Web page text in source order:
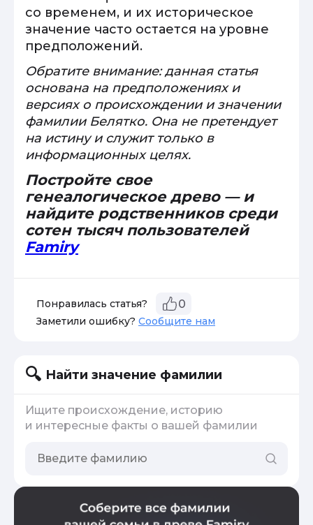
со временем, и их историческое
значение часто остается на уровне
предположений.
Обратите внимание: данная статья
основана на предположениях и
версиях о происхождении и значении
фамилии Белятко. Она не претендует
на истину и служит только в
информационных целях.
Постройте свое
генеалогическое древо — и
найдите родственников среди
сотен тысяч пользователей
Famiry
Понравилась статья? 0
Заметили ошибку? Сообщите нам
Найти значение фамилии
Ищите происхождение, историю
и интересные факты о вашей фамилии